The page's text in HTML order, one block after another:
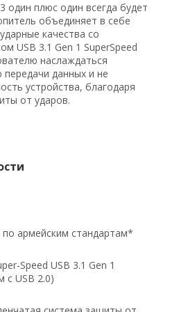
один плюс один всегда будет
объединяет в себе
качества со
USB 3.1 Gen 1 SuperSpeed
наслаждаться
данных и не
устройства, благодаря
от ударов.
армейским стандартам*
Speed USB 3.1 Gen 1
с USB 2.0)